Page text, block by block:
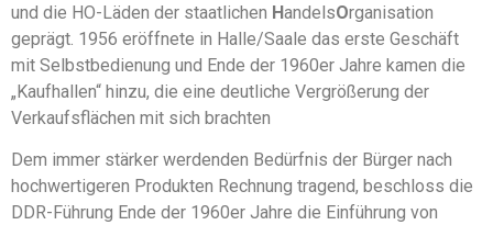
und die HO-Läden der staatlichen HandelsOrganisation
geprägt. 1956 eröffnete in Halle/Saale das erste Geschäft
mit Selbstbedienung und Ende der 1960er Jahre kamen die
„Kaufhallen“ hinzu, die eine deutliche Vergrößerung der
Verkaufsflächen mit sich brachten
Dem immer stärker werdenden Bedürfnis der Bürger nach
hochwertigeren Produkten Rechnung tragend, beschloss die
DDR-Führung Ende der 1960er Jahre die Einführung von